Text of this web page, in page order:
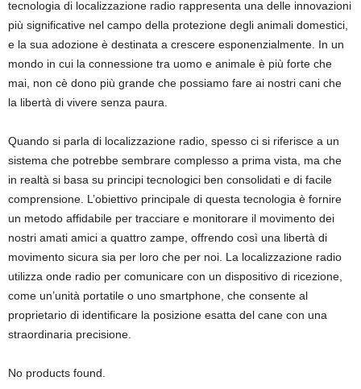
tecnologia di localizzazione radio rappresenta una delle innovazioni
più significative nel campo della protezione degli animali domestici,
e la sua adozione è destinata a crescere esponenzialmente. In un
mondo in cui la connessione tra uomo e animale è più forte che
mai, non cè dono più grande che possiamo fare ai nostri cani che
la libertà di vivere senza paura.
Quando si parla di localizzazione radio, spesso ci si riferisce a un
sistema che potrebbe sembrare complesso a prima vista, ma che
in realtà si basa su principi tecnologici ben consolidati e di facile
comprensione. L’obiettivo principale di questa tecnologia è fornire
un metodo affidabile per tracciare e monitorare il movimento dei
nostri amati amici a quattro zampe, offrendo così una libertà di
movimento sicura sia per loro che per noi. La localizzazione radio
utilizza onde radio per comunicare con un dispositivo di ricezione,
come un’unità portatile o uno smartphone, che consente al
proprietario di identificare la posizione esatta del cane con una
straordinaria precisione.
No products found.